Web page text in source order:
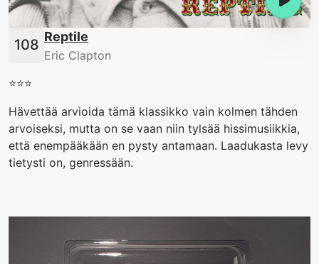
Reptile
Eric Clapton
⭐️⭐️⭐️
Hävettää arvioida tämä klassikko vain kolmen tähden
arvoiseksi, mutta on se vaan niin tylsää hissimusiikkia,
että enempääkään en pysty antamaan. Laadukasta levy
tietysti on, genressään.